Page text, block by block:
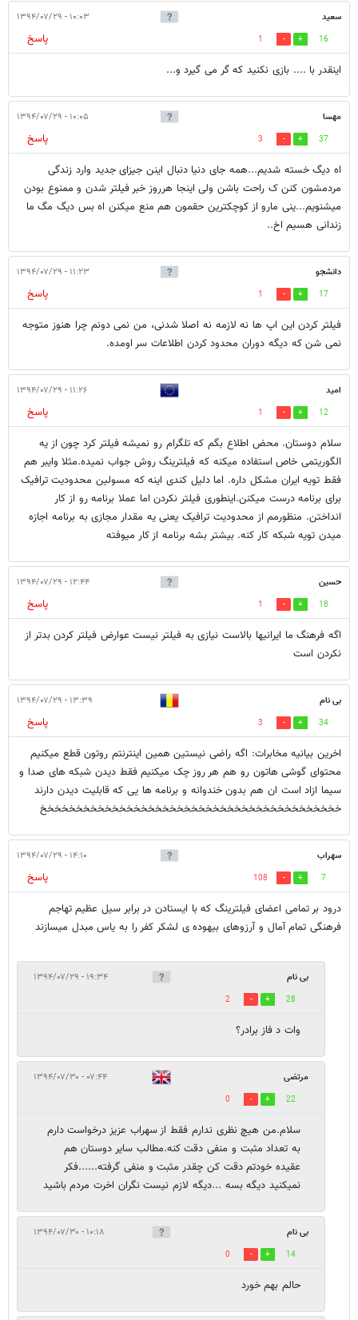
سعید ۱۰:۰۳ - ۱۳۹۴/۰۷/۲۹
16
1
پاسخ
اینقدر با .... بازی نکنید که گر می گیرد و...
مهسا ۱۰:۰۵ - ۱۳۹۴/۰۷/۲۹
37
3
پاسخ
اه دیگ خسته شدیم...همه جای دنیا دنبال اینن جیزای جدید وارد زندگی
مردمشون کنن ک راحت باشن ولی اینجا هرروز خبر فیلتر شدن و ممنوع بودن
میشنویم...ینی مارو از کوچکترین حقمون هم منع میکنن اه بس دیگ مگ ما
زندانی هسیم اخ..
دانشجو ۱۱:۲۳ - ۱۳۹۴/۰۷/۲۹
17
1
پاسخ
فیلتر کردن این اپ ها نه لازمه نه اصلا شدنی، من نمی دونم چرا هنوز متوجه
نمی شن که دیگه دوران محدود کردن اطلاعات سر اومده.
امید ۱۱:۲۶ - ۱۳۹۴/۰۷/۲۹
12
1
پاسخ
سلام دوستان. محض اطلاع بگم که تلگرام رو نمیشه فیلتر کرد چون از یه
الگوریتمی خاص استفاده میکنه که فیلترینگ روش جواب نمیده.مثلا وایبر هم
فقط تویه ایران مشکل داره. اما دلیل کندی اینه که مسولین محدودیت ترافیک
برای برنامه درست میکنن.اینطوری فیلتر نکردن اما عملا برنامه رو از کار
انداختن. منظورمم از محدودیت ترافیک یعنی یه مقدار مجازی به برنامه اجازه
میدن تویه شبکه کار کنه. بیشتر بشه برنامه از کار میوفته
حسین ۱۲:۴۴ - ۱۳۹۴/۰۷/۲۹
18
1
پاسخ
اگه فرهنگ ما ایرانیها بالاست نیازی به فیلتر نیست عوارض فیلتر کردن بدتر از
نکردن است
بی نام ۱۳:۳۹ - ۱۳۹۴/۰۷/۲۹
34
3
پاسخ
اخرین بیانیه مخابرات: اگه راضی نیستین همین اینترنتم روتون قطع میکنیم
محتوای گوشی هاتون رو هم هر روز چک میکنیم فقط دیدن شبکه های صدا و
سیما ازاد است ان هم بدون خندوانه و برنامه ها یی که قابلیت دیدن دارند
خخخخخخخخخخخخخخخخخخخخخخخخخخخخخخخخخخخخخخخخخخ
سهراب ۱۴:۱۰ - ۱۳۹۴/۰۷/۲۹
7
108
پاسخ
درود بر تمامی اعضای فیلترینگ که با ایستادن در برابر سیل عظیم تهاجم
فرهنگی تمام آمال و آرزوهای بیهوده ی لشکر کفر را به یاس مبدل میسازند
بی نام ۱۹:۳۴ - ۱۳۹۴/۰۷/۲۹
28
2
وات د فاز برادر؟
مرتضی ۰۷:۴۴ - ۱۳۹۴/۰۷/۳۰
22
0
سلام.من هیچ نظری ندارم فقط از سهراب عزیز درخواست دارم
به تعداد مثبت و منفی دقت کنه.مطالب سایر دوستان هم
عقیده خودتم دقت کن چقدر مثبت و منفی گرفته......فکر
نمیکنید دیگه بسه ...دیگه لازم نیست نگران اخرت مردم باشید
بی نام ۱۰:۱۸ - ۱۳۹۴/۰۷/۳۰
14
0
حالم بهم خورد